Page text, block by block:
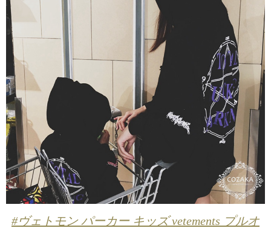
#ヴェトモン パーカー キッズ vetements プルオ